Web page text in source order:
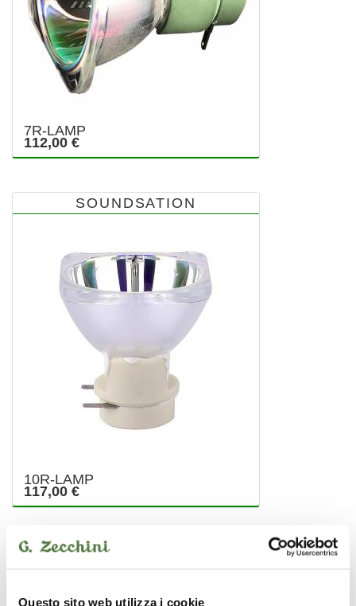
Questo sito web utilizza i cookie
7R-LAMP
112,00 €
SOUNDSATION
10R-LAMP
117,00 €
SOUNDSATION